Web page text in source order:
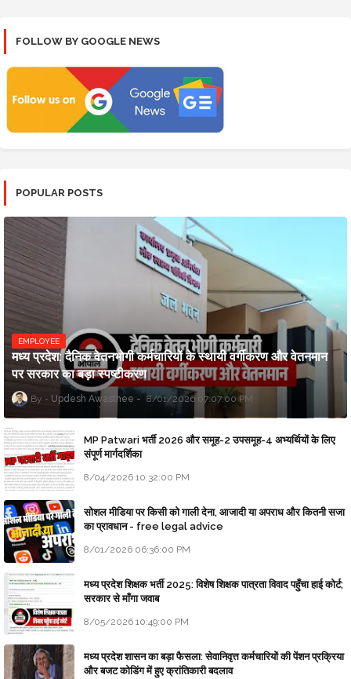
FOLLOW BY GOOGLE NEWS
POPULAR POSTS
EMPLOYEE
मध्य प्रदेश: दैनिक वेतनभोगी कर्मचारियों के स्थायी वर्गीकरण और वेतनमान
पर सरकार का बड़ा स्पष्टीकरण
Updesh Awasthee 8/01/2026 07:07:00 PM
MP Patwari भर्ती 2026 और समूह-2 उपसमूह-4 अभ्यर्थियों के लिए
संपूर्ण मार्गदर्शिका
8/04/2026 10:32:00 PM
सोशल मीडिया पर किसी को गाली देना, आजादी या अपराध और कितनी सजा
का प्रावधान - free legal advice
8/01/2026 06:36:00 PM
मध्य प्रदेश शिक्षक भर्ती 2025: विशेष शिक्षक पात्रता विवाद पहुँचा हाई कोर्ट;
सरकार से माँगा जवाब
8/05/2026 10:49:00 PM
मध्य प्रदेश शासन का बड़ा फैसला: सेवानिवृत्त कर्मचारियों की पेंशन प्रक्रिया
और बजट कोडिंग में हुए क्रांतिकारी बदलाव